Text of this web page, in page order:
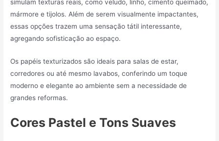
simulam texturas reais, como veludo, linho, cimento queimado,
mármore e tijolos. Além de serem visualmente impactantes,
essas opções trazem uma sensação tátil interessante,
agregando sofisticação ao espaço.
Os papéis texturizados são ideais para salas de estar,
corredores ou até mesmo lavabos, conferindo um toque
moderno e elegante ao ambiente sem a necessidade de
grandes reformas.
Cores Pastel e Tons Suaves